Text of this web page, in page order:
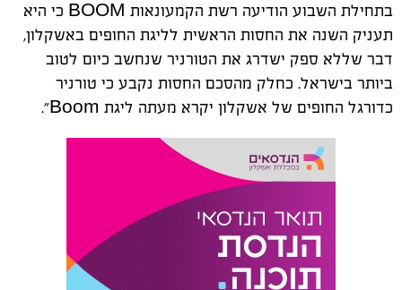
בתחילת השבוע הודיעה רשת הקמעונאות BOOM כי היא
תעניק השנה את החסות הראשית לליגת החופים באשקלון,
דבר שללא ספק ישדרג את הטורניר שנחשב כיום לטוב
ביותר בישראל. כחלק מהסכם החסות נקבע כי טורניר
כדורגל החופים של אשקלון יקרא מעתה ליגת Boom”.